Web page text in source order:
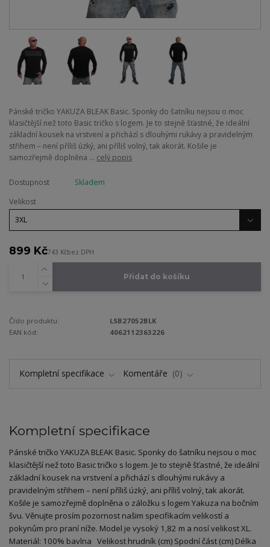
Pánské tričko YAKUZA BLEAK Basic. Sponky do šatníku nejsou o moc
klasičtější než toto Basic tričko s logem. Je to stejně šťastné, že ideální
základní kousek na vrstvení a přichází s dlouhými rukávy a pravidelným
střihem – není příliš úzký, ani příliš volný, tak akorát. Košile je
samozřejmě doplněna ... celý popis
Dostupnost
Skladem
Velikost
899 Kč743 Kčbez DPH
Přidat do košíku
Číslo produktu:
LSB27052BLK
EAN kód:
4062112363226
Kompletní specifikace Komentáře 0
Kompletní specifikace
Pánské tričko YAKUZA BLEAK Basic. Sponky do šatníku nejsou o moc
klasičtější než toto Basic tričko s logem. Je to stejně šťastné, že ideální
základní kousek na vrstvení a přichází s dlouhými rukávy a
pravidelným střihem – není příliš úzký, ani příliš volný, tak akorát.
Košile je samozřejmě doplněna o záložku s logem Yakuza na bočním
švu. Věnujte prosím pozornost našim specifikacím velikostí a
pokynům pro praní níže. Model je vysoký 1,82 m a nosí velikost XL.
Materiál: 100% bavlna Velikost hrudník (cm) Spodní část (cm) Délka